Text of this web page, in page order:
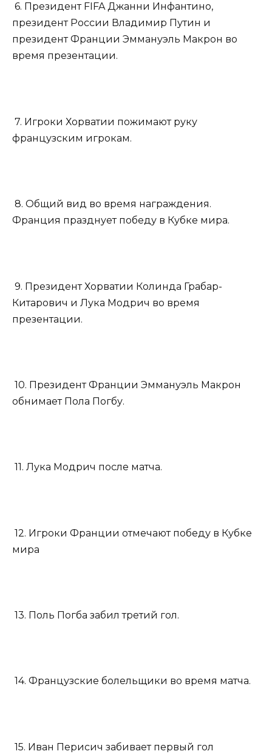
6. Президент FIFA Джанни Инфантино,
президент России Владимир Путин и
президент Франции Эммануэль Макрон во
время презентации.
7. Игроки Хорватии пожимают руку
французским игрокам.
8. Общий вид во время награждения.
Франция празднует победу в Кубке мира.
9. Президент Хорватии Колинда Грабар-
Китарович и Лука Модрич во время
презентации.
10. Президент Франции Эммануэль Макрон
обнимает Пола Погбу.
11. Лука Модрич после матча.
12. Игроки Франции отмечают победу в Кубке
мира
13. Поль Погба забил третий гол.
14. Французские болельщики во время матча.
15. Иван Перисич забивает первый гол